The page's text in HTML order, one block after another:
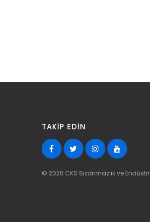
TAKIP EDIN
© 2020 CKS Sızdırmazlık ve